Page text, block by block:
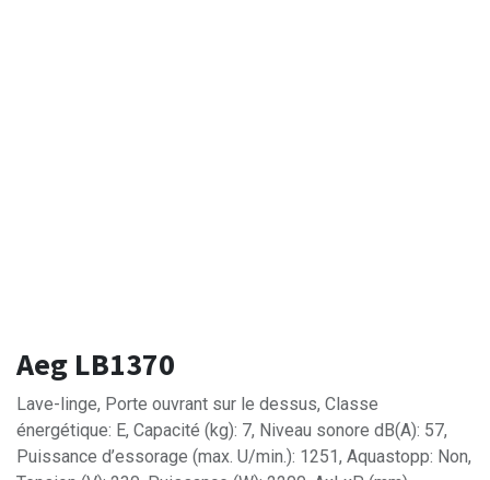
Aeg LB1370
Lave-linge, Porte ouvrant sur le dessus, Classe
énergétique: E, Capacité (kg): 7, Niveau sonore dB(A): 57,
Puissance d’essorage (max. U/min.): 1251, Aquastopp: Non,